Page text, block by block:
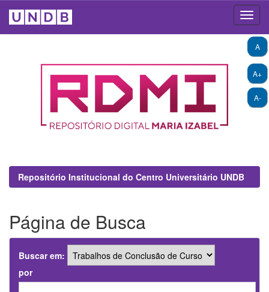
A+
A-
A
Repositório Institucional do Centro Universitário UNDB
Página de Busca
Buscar em:
por